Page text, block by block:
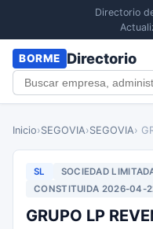
Directorio
BORME Directorio
Inicio›SEGOVIA›SEGOVIA›
SL SOCIEDAD
CONSTITUIDA 2026-04-
GRUPO LP